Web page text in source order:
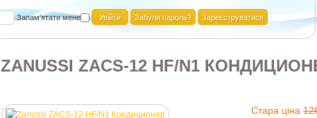
Запам'ятати мене Забули пароль? Зареєструватися
ZANUSSI ZACS-12 HF/N1
Стара ціна